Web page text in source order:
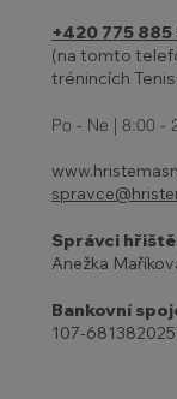
+420 775 885
(na tomto
trénincích
Po - Ne | 8:00 -
Správci
Anežka
Bankovní
107-